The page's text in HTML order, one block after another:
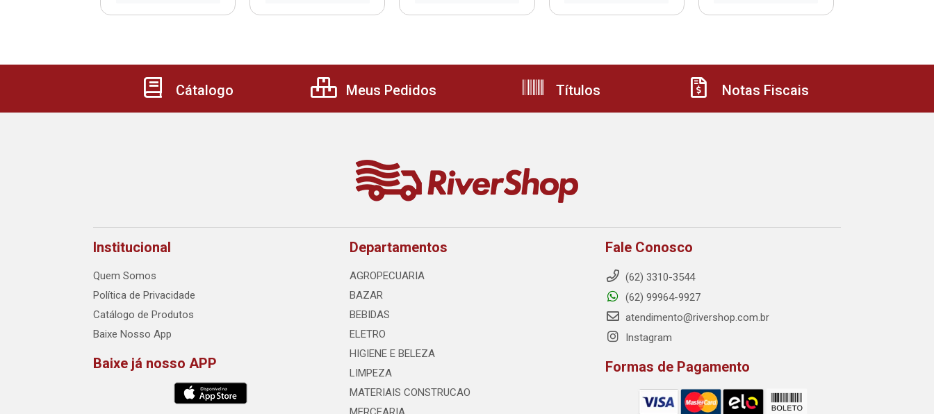
Cátalogo Meus Pedidos Títulos Notas Fiscais
Institucional
Quem Somos
Política de Privacidade
Catálogo de Produtos
Baixe Nosso App
Baixe já nosso APP
Departamentos
AGROPECUARIA
BAZAR
BEBIDAS
ELETRO
HIGIENE E BELEZA
LIMPEZA
MATERIAIS CONSTRUCAO
Fale Conosco
(62) 3310-3544
(62) 99964-9927
atendimento@rivershop.com.br
Instagram
Formas de Pagamento